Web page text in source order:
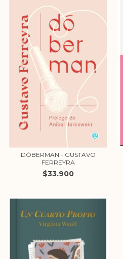
DÓBERMAN - GUSTAVO
FERREYRA
$33.900